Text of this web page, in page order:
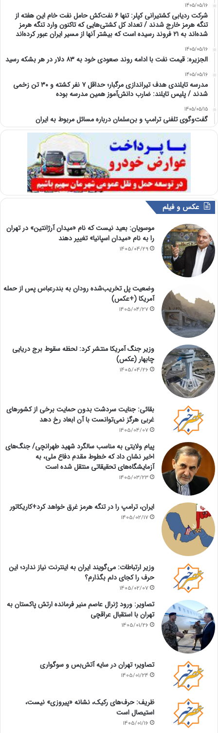
1405/05/16
شرکت ردیابی کشتیرانی کپلر: تنها ۶ نفت‌کش حامل نفت خام این هفته از
تنگه هرمز خارج شدند / تعداد کل کشتی‌هایی که تاکنون وارد تنگه هرمز
شده‌اند به ۲۱ فروند رسیده است که بیشتر آنها از مسیر ایران عبور کرده‌اند
1405/05/16
الجزیره: قیمت نفت با ادامه روند صعودی خود به ۸۳ دلار در هر بشکه رسید
1405/05/16
مدرسه تایلندی هدف تیراندازی مرگبار؛ حداقل ۷ نفر کشته و ۳۰ تن زخمی
شدند / پلیس تایلند: ضارب دانش‌آموز همین مدرسه بوده
1405/05/15
گفت‌وگوی تلفنی ترامپ و بن‌سلمان درباره مسائل مربوط به ایران
عکس و فیلم
موسویان: بعید نیست که نام «میدان آرژانتین» در تهران
را به نام «میدان اسپانیا» تغییر دهند
1405/04/29
وضعیت پل تخریب‌شده رودان به بندرعباس پس از حمله
آمریکا (+عکس)
1405/04/27
وزیر جنگ آمریکا منتشر کرد: لحظه سقوط برج دریایی
چابهار (عکس)
1405/04/26
بقائی: جنایت سردشت بدون حمایت برخی از کشورهای
غربی هرگز نمی‌توانست با آن ابعاد رخ دهد
1405/04/07
پیام ولایتی به مناسب سالگرد شهید طهرانچی/ جنگ‌های
اخیر نشان داد که خطوط مقدم دفاع ملی، به
آزمایشگاه‌های تحقیقاتی منتقل شده است
1405/03/23
ایران، ترامپ را در تنگه هرمز غرق خواهد کرد+کاریکاتور
1405/02/17
وزیر ارتباطات: می‌گویند ایران به اینترنت نیاز ندارد؛ این
حرف را کجای دلم بگذارم؟
1405/02/07
تصاویر: ورود ژنرال عاصم منیر فرمانده ارتش پاکستان به
تهران با استقبال عراقچی
1405/01/26
تصاویر؛ تهران در سایه آتش‌بس و سوگواری
1405/01/24
ظریف: حرف‌های رکیک، نشانه «پیروزی» نیست،
استیصال است
1405/01/16